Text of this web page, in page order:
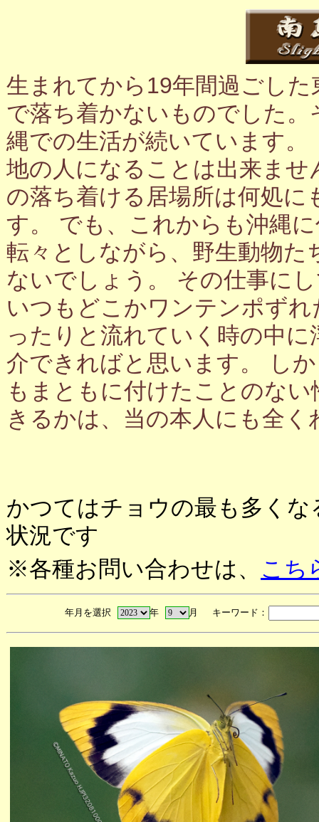
生まれてから19年間過ごし
で落ち着かないものでした
縄での生活が続いています
地の人になることは出来ま
の落ち着ける居場所は何処
す。 でも、これからも沖縄
転々としながら、野生動物
ないでしょう。 その仕事に
いつもどこかワンテンポず
ったりと流れていく時の中
介できればと思います。 し
もまともに付けたことのな
きるかは、当の本人にも全く
かつてはチョウの最も多く
状況です
※各種お問い合わせは、 こち
年月を選択 年 月 キーワード：